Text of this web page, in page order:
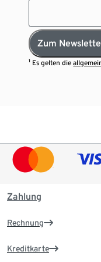
Zum
¹ Es gelten die
Zahlung
Rechnung
Kreditkarte